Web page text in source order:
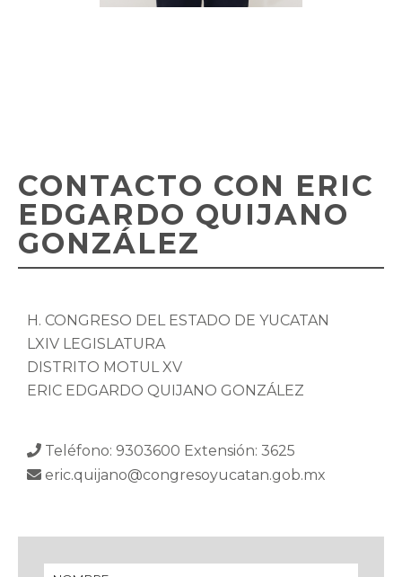
CONTACTO CON ERIC
EDGARDO QUIJANO
GONZÁLEZ
H. CONGRESO DEL ESTADO DE YUCATÁN
LXIV LEGISLATURA
DISTRITO MOTUL XV
ERIC EDGARDO QUIJANO GONZÁLEZ
Teléfono: 9303600 Extensión: 3625
eric.quijano@congresoyucatan.gob.mx